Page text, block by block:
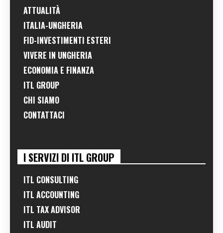
ATTUALITÀ
ITALIA-UNGHERIA
FID-INVESTIMENTI ESTERI
VIVERE IN UNGHERIA
ECONOMIA E FINANZA
ITL GROUP
CHI SIAMO
CONTATTACI
I SERVIZI DI ITL GROUP
ITL CONSULTING
ITL ACCOUNTING
ITL TAX ADVISOR
ITL AUDIT